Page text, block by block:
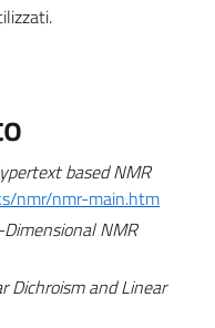
based NMR
nmr/nmr-main.htm
NMR
Dichroism and Linear